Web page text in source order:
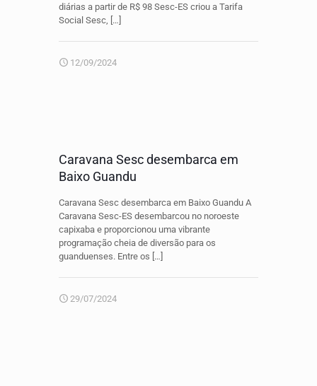
diárias a partir de R$ 98 Sesc-ES criou a Tarifa
Social Sesc, […]
12/09/2024
Caravana Sesc desembarca em
Baixo Guandu
Caravana Sesc desembarca em Baixo Guandu A
Caravana Sesc-ES desembarcou no noroeste
capixaba e proporcionou uma vibrante
programação cheia de diversão para os
guanduenses. Entre os […]
29/07/2024